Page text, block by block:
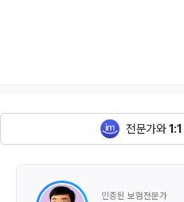
전문가와
인증된 보험전문가